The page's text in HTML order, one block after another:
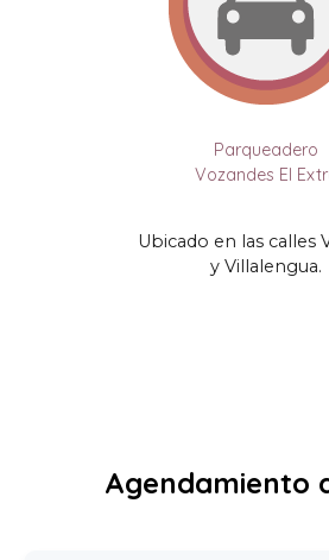
Parqueadero
Vozandes El
Ubicado en las calles
y Villalengua.
Agendamiento